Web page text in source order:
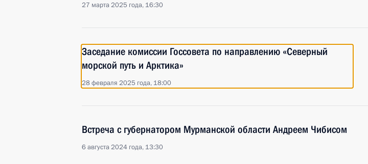
27 марта 2025 года, 16:30
Заседание комиссии Госсовета по направлению «Северный
морской путь и Арктика»
28 февраля 2025 года, 18:00
Встреча с губернатором Мурманской области Андреем Чибисом
6 августа 2024 года, 13:30